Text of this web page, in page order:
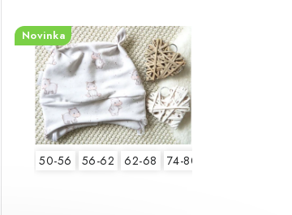
Novinka
50-56 56-62 62-68 74-80